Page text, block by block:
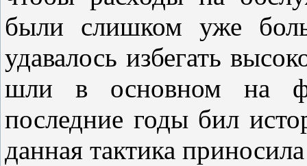
были слишком уже
удавалось избегать
шли в основном на
последние годы бил
данная тактика